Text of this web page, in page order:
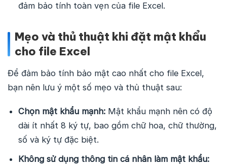
đảm bảo tính toàn vẹn của file Excel.
Mẹo và thủ thuật khi đặt mật khẩu
cho file Excel
Để đảm bảo tính bảo mật cao nhất cho file Excel,
bạn nên lưu ý một số mẹo và thủ thuật sau:
Chọn mật khẩu mạnh: Mật khẩu mạnh nên có độ
dài ít nhất 8 ký tự, bao gồm chữ hoa, chữ thường,
số và ký tự đặc biệt.
Không sử dụng thông tin cá nhân làm mật khẩu: